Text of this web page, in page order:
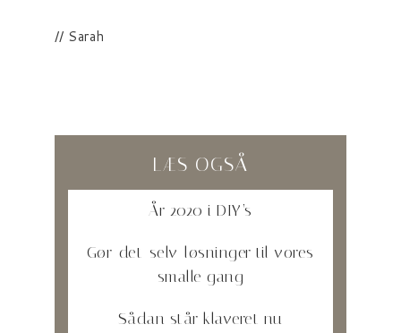
// Sarah
LÆS OGSÅ
År 2020 i DIY’s
Gør-det-selv-løsninger til vores
smalle gang
Sådan står klaveret nu